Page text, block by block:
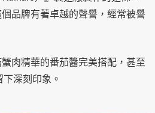
品牌有著卓越的聲譽，經常被譽
肉精華的番茄醬完美搭配，甚至
深刻印象。